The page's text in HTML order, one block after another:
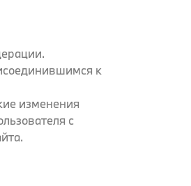
к
изменения
с